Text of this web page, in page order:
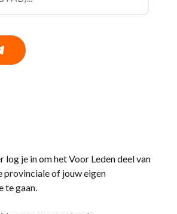
je in om het Voor Leden deel van
provinciale of jouw eigen
te gaan.